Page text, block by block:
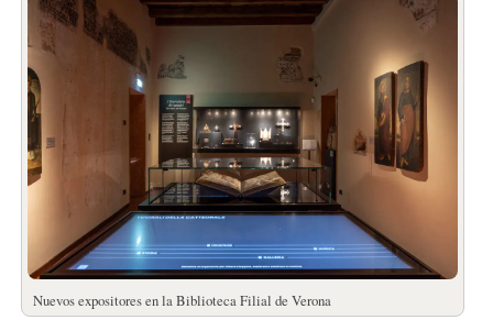
Nuevos expositores en la Biblioteca Filial de Verona